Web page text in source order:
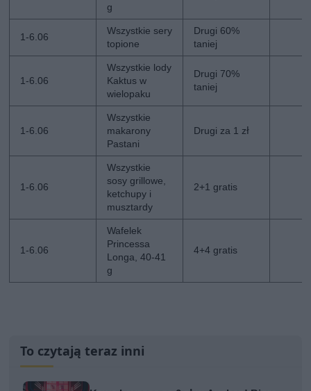
g
1-6.06
Wszystkie sery
topione
Drugi 60%
taniej
1-6.06
Wszystkie lody
Kaktus w
wielopaku
Drugi 70%
taniej
1-6.06
Wszystkie
makarony
Pastani
Drugi za 1 zł
1-6.06
Wszystkie
sosy grillowe,
ketchupy i
musztardy
2+1 gratis
1-6.06
Wafelek
Princessa
Longa, 40-41
g
4+4 gratis
To czytają teraz inni